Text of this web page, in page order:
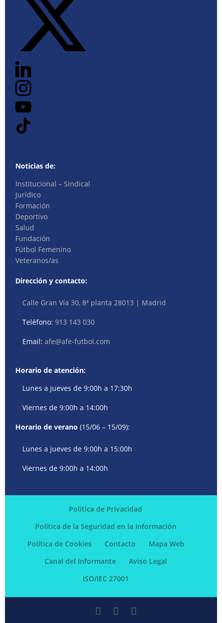
Noticias de:
Institucional – Sindical
Jurídico
Formación
Deportivo
Salud
Fundación
Fútbol Femenino
Veteranos/as
Dirección y contacto:
Calle Gran Vía 30, 8ª planta 28013 | Madrid
Teléfono:913 143 030
Email:afe@afe-futbol.com
Horario de atención:
Lunes a jueves de 9:00h a 17:30h
Viernes de 9:00h a 14:00h
Horario de verano (15/06 – 15/09):
Lunes a jueves de 9:00h a 15:00h
Viernes de 9:00h a 14:00h
Política de Privacidad
Política de la Seguridad en la Información
Política de Cookies
Contacto
Mapa Web
Canal del Informante
Aviso Legal
ISO/IEC 27001